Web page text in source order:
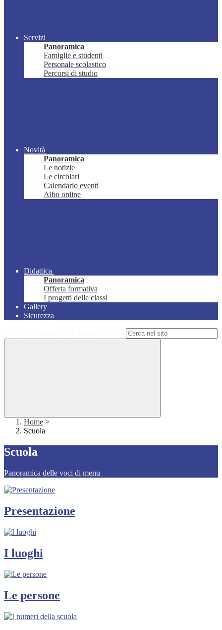
Servizi
Panoramica
Famiglie e studenti
Personale scolastico
Percorsi di studio
Novità
Panoramica
Le notizie
Le circolari
Calendario eventi
Albo online
Didattica
Panoramica
Offerta formativa
I progetti delle classi
Gallery
Sicurezza
Home >
Scuola
Scuola
Panoramica delle voci di menu
Presentazione
I luoghi
Le persone